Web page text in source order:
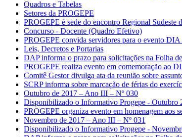
Quadros e Tabelas
Setores da PROGEPE
PROGEPE é sede do encontro Regional Sudeste
Concurso - Docente (Quadro Efetivo)
PROGEPE convida servidores para o evento
Leis, Decretos e Portarias
DAP informa o prazo para solicitações na Folha
PROGEPE realiza evento em comemoração ao
Comitê Gestor divulga ata da reunião sobre
SCRP informa sobre marcação de férias do
Outubro de 2017 – Ano III – Nº 030
Disponibilizado o Informativo Progepe - Outubro
PROGEPE organiza evento em homenagem aos
Novembro de 2017 – Ano III – Nº 031
Disponibilizado o Informativo Progepe -